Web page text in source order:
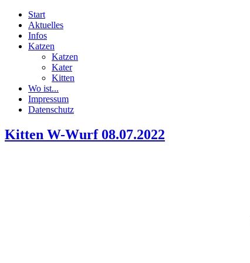
Start
Aktuelles
Infos
Katzen
Katzen
Kater
Kitten
Wo ist...
Impressum
Datenschutz
Kitten W-Wurf 08.07.2022